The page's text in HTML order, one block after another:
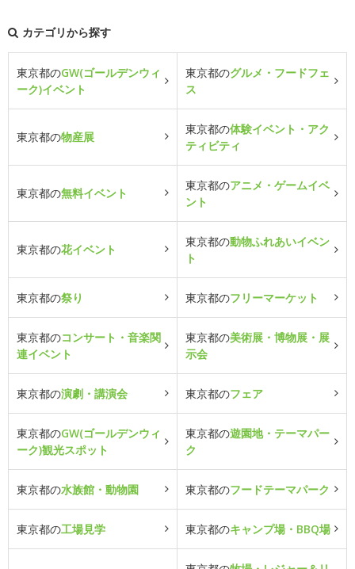
カテゴリから探す
東京都のGW(ゴールデンウィ
ーク)イベント
東京都のグルメ・フードフェ
ス
東京都の物産展
東京都の体験イベント・アク
ティビティ
東京都の無料イベント
東京都のアニメ・ゲームイベ
ント
東京都の花イベント
東京都の動物ふれあいイベン
ト
東京都の祭り 東京都のフリーマーケット
東京都のコンサート・音楽関
連イベント
東京都の美術展・博物展・展
示会
東京都の演劇・講演会 東京都のフェア
東京都のGW(ゴールデンウィ
ーク)観光スポット
東京都の遊園地・テーマパー
ク
東京都の水族館・動物園 東京都のフードテーマパーク
東京都の工場見学 東京都のキャンプ場・BBQ場